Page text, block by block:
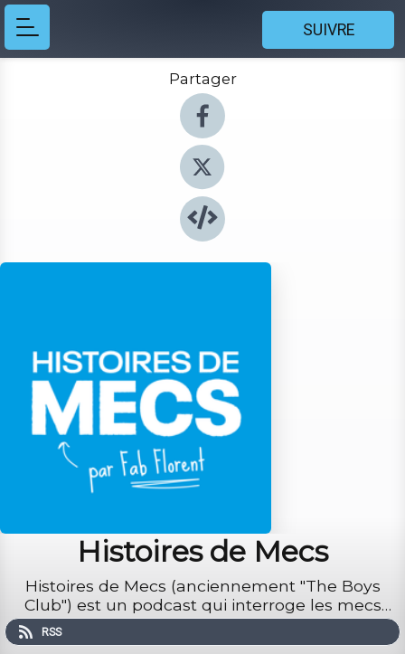
SUIVRE
Partager
Histoires de Mecs
Histoires de Mecs (anciennement "The Boys
Club") est un podcast qui interroge les mecs
d'aujourd'hui sur ce que ça fait d'être un mec au
quotidien et qui questionne leur définition de la
RSS